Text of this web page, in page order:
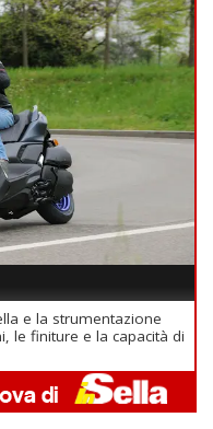
e la strumentazione
le finiture e la capacità di